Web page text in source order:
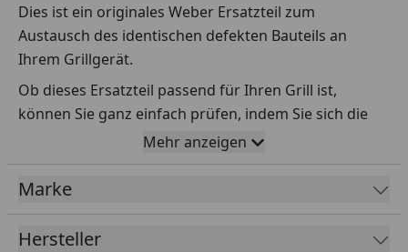
Dies ist ein originales Weber Ersatzteil zum
Austausch des identischen defekten Bauteils an
Ihrem Grillgerät.
Ob dieses Ersatzteil passend für Ihren Grill ist,
können Sie ganz einfach prüfen, indem Sie sich die
Explosionszeichnung Ihres Grills anschauen und dort
das betreffende Teil heraussuchen.
Über die Seriennummer Ihres Grillgeräts kommen Sie
ganz einfach zur passenden Explosionszeichnung.
Geben Sie dafür die Seriennummer
Mehr anzeigen
Marke
Hersteller